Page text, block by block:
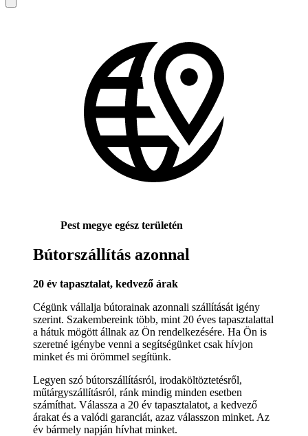
Pest megye egész területén
Bútorszállítás azonnal
20 év tapasztalat, kedvező árak
Cégünk vállalja bútorainak azonnali szállítását igény
szerint. Szakembereink több, mint 20 éves tapasztalattal
a hátuk mögött állnak az Ön rendelkezésére. Ha Ön is
szeretné igénybe venni a segítségünket csak hívjon
minket és mi örömmel segítünk.
Legyen szó bútorszállításról, irodaköltöztetésről,
műtárgyszállításról, ránk mindig minden esetben
számíthat. Válassza a 20 év tapasztalatot, a kedvező
árakat és a valódi garanciát, azaz válasszon minket. Az
év bármely napján hívhat minket.